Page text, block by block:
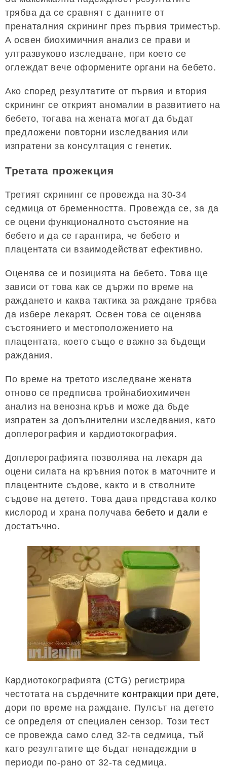
трябва да се сравнят с данните от
пренаталния скрининг през първия триместър.
А освен биохимичния анализ се прави и
ултразвуково изследване, при което се
оглеждат вече оформените органи на бебето.
Ако според резултатите от първия и втория
скрининг се открият аномалии в развитието на
бебето, тогава на жената могат да бъдат
предложени повторни изследвания или
изпратени за консултация с генетик.
Третата прожекция
Третият скрининг се провежда на 30-34
седмица от бременността. Провежда се, за да
се оцени функционалното състояние на
бебето и да се гарантира, че бебето и
плацентата си взаимодействат ефективно.
Оценява се и позицията на бебето. Това ще
зависи от това как се държи по време на
раждането и каква тактика за раждане трябва
да избере лекарят. Освен това се оценява
състоянието и местоположението на
плацентата, което също е важно за бъдещи
раждания.
По време на третото изследване жената
отново се предписва тройнабиохимичен
анализ на венозна кръв и може да бъде
изпратен за допълнителни изследвания, като
доплерография и кардиотокография.
Доплерографията позволява на лекаря да
оцени силата на кръвния поток в маточните и
плацентните съдове, както и в стволните
съдове на детето. Това дава представа колко
кислород и храна получава бебето и дали е
достатъчно.
Кардиотокографията (CTG) регистрира
честотата на сърдечните контракции при дете,
дори по време на раждане. Пулсът на детето
се определя от специален сензор. Този тест
се провежда само след 32-та седмица, тъй
като резултатите ще бъдат ненадеждни в
периоди по-рано от 32-та седмица.